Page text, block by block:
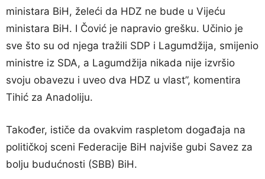
ministara BiH, želeći da HDZ ne bude u Vijeću
ministara BiH. I Čović je napravio grešku. Učinio je
sve što su od njega tražili SDP i Lagumdžija, smijenio
ministre iz SDA, a Lagumdžija nikada nije izvršio
svoju obavezu i uveo dva HDZ u vlast”, komentira
Tihić za Anadoliju.
Također, ističe da ovakvim raspletom događaja na
političkoj sceni Federacije BiH najviše gubi Savez za
bolju budućnosti (SBB) BiH.